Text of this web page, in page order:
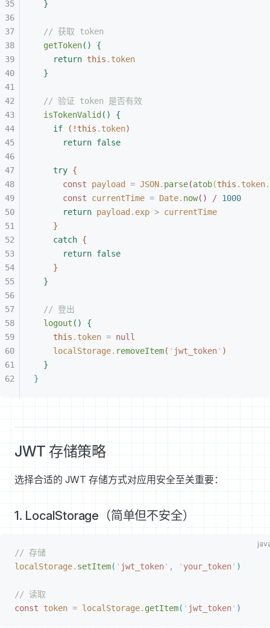
}
// 获取 token
getToken( )
{
return this . token
}
// 验证 token 是否有效
isTokenValid ( )
{
if
( !this . token)
return false
try {
const payload = JSON. parse(atob(this . token.
const currentTime = Date. now( ) / 1000
return payload . exp > currentTime
}
catch {
return false
}
}
// 登出
logout ( )
{
this . token = null
localStorage. removeItem( ' jwt_token' )
}
}
JWT 存储策略
选择合适的 JWT 存储方式对应用安全至关重要：
1. LocalStorage（简单但不安全）
// 存储
localStorage. setItem( ' jwt_token' , ' your_token' )
// 读取
const token = localStorage. getItem( ' jwt_token' )